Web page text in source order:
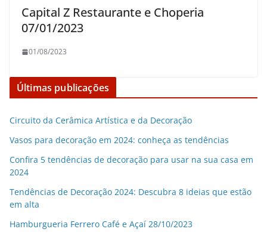
Capital Z Restaurante e Choperia
07/01/2023
01/08/2023
Últimas publicações
Circuito da Cerâmica Artística e da Decoração
Vasos para decoração em 2024: conheça as tendências
Confira 5 tendências de decoração para usar na sua casa em
2024
Tendências de Decoração 2024: Descubra 8 ideias que estão
em alta
Hamburgueria Ferrero Café e Açaí 28/10/2023